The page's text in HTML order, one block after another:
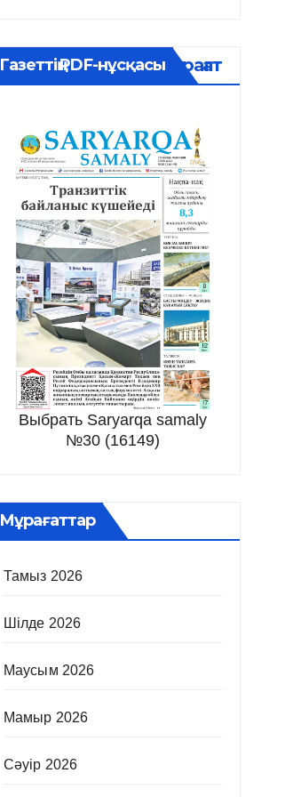
Газеттің PDF-нұсқасыМұрағат
Выбрать Saryarqa samaly
№30 (16149)
Мұрағаттар
Тамыз 2026
Шілде 2026
Маусым 2026
Мамыр 2026
Сәуір 2026